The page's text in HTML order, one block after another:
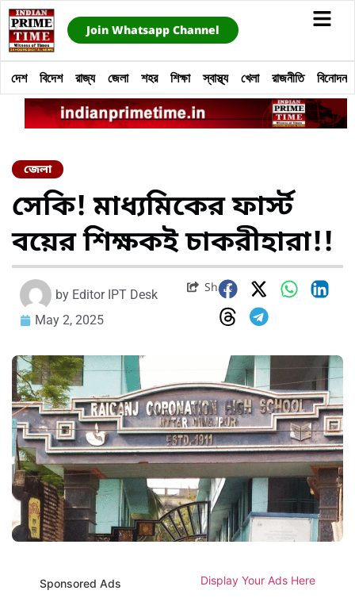
Join Whatsapp Channel
দেশ বিদেশ রাজ্য জেলা শহর শিক্ষা স্বাস্থ্য খেলা রাজনীতি বিনোদন
জেলা
সেকি! মাধ্যমিকের ফার্স্ট
বয়ের শিক্ষকই চাকরীহারা!!
by Editor IPT Desk
May 2, 2025
Share
Sponsored Ads Display Your Ads Here